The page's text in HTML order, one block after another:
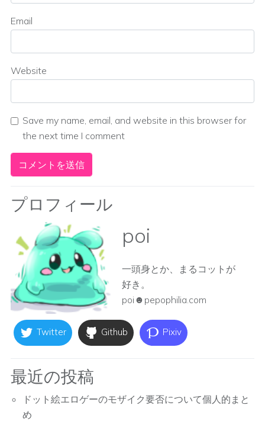
Email
Website
Save my name, email, and website in this browser for
the next time I comment
プロフィール
poi
一頭身とか、まるコットが
好き。
poi☻pepophilia.com
Twitter Github Pixiv
最近の投稿
ドット絵エロゲーのモザイク要否について個人的まと
め